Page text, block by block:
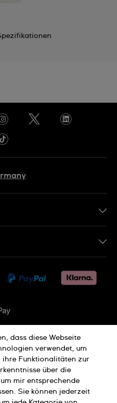
Nutzungsbedingungen
dass diese Webseite
verwendet, um
ihre Funktionalitäten zur
über die
mir entsprechende
Sie können jederzeit